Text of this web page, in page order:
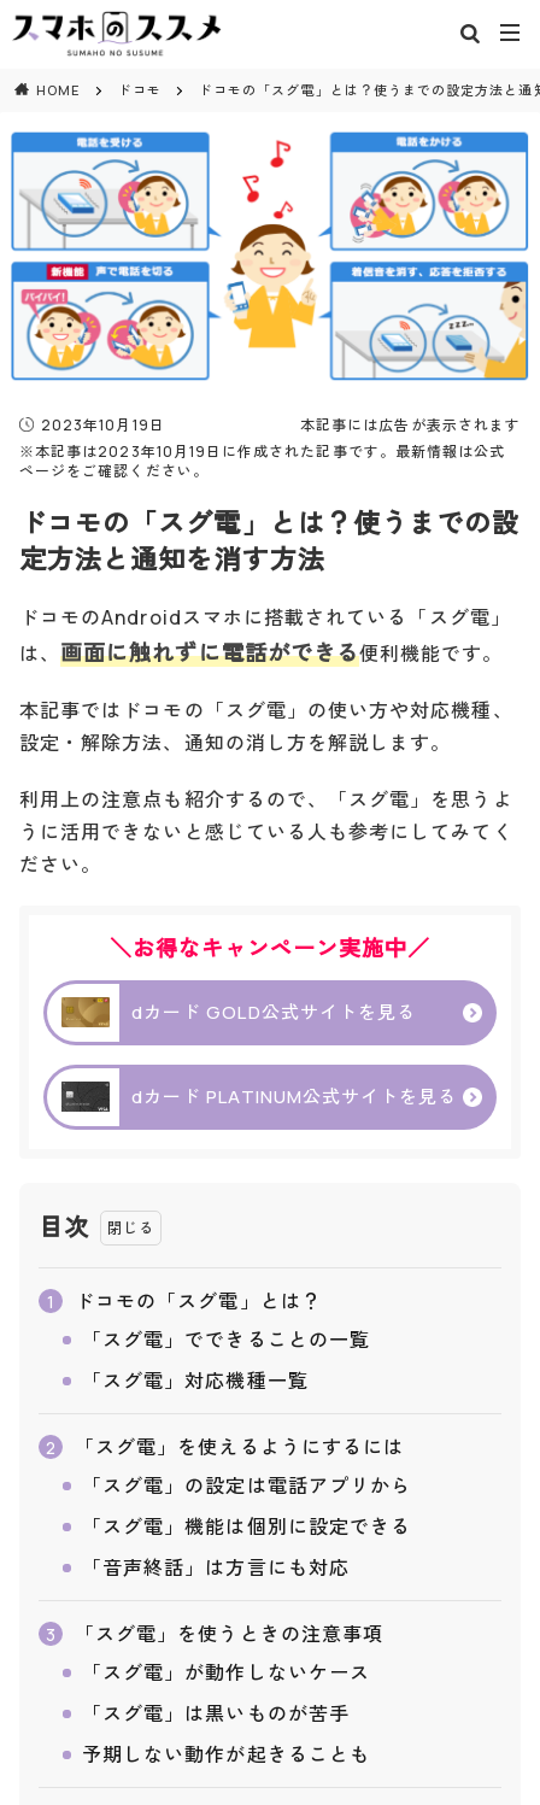
HOME ドコモ ドコモの「スグ電」とは？使うまでの設定方法と通
2023年10月19日
本記事には広告が表示されます
※本記事は2023年10月19日に作成された記事です。最新情報は公式
ページをご確認ください。
ドコモの「スグ電」とは？使うまでの設
定方法と通知を消す方法
ドコモのAndroidスマホに搭載されている「スグ電」
は、画面に触れずに電話ができる便利機能です。
本記事ではドコモの「スグ電」の使い方や対応機種、
設定・解除方法、通知の消し方を解説します。
利用上の注意点も紹介するので、「スグ電」を思うよ
うに活用できないと感じている人も参考にしてみてく
ださい。
＼お得なキャンペーン実施中／
dカード GOLD公式サイトを見る
dカード PLATINUM公式サイトを見る
目次
1
ドコモの「スグ電」とは？
「スグ電」でできることの一覧
「スグ電」対応機種一覧
2
「スグ電」を使えるようにするには
「スグ電」の設定は電話アプリから
「スグ電」機能は個別に設定できる
「音声終話」は方言にも対応
3
「スグ電」を使うときの注意事項
「スグ電」が動作しないケース
「スグ電」は黒いものが苦手
予期しない動作が起きることも